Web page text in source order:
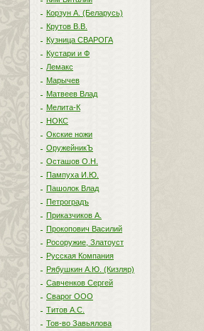
Корзун А. (Беларусь)
Крутов В.В.
Кузница СВАРОГА
Кустари и Ф
Лемакс
Марычев
Матвеев Влад
Мелита-К
НОКС
Окские ножи
ОружейникЪ
Осташов О.Н.
Пампуха И.Ю.
Пашолок Влад
Петроградъ
Приказчиков А.
Прокопович Василий
Росоружие, Златоуст
Русская Компания
Рябушкин А.Ю. (Кизляр)
Савченков Сергей
Сварог ООО
Титов А.С.
Тов-во Завьялова